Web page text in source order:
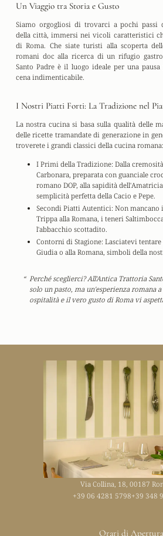
Un Viaggio tra Storia e Gusto
Siamo orgogliosi di trovarci a pochi passi
della città, immersi nei vicoli caratteristici
di Roma. Che siate turisti alla scoperta
romani doc alla ricerca di un rifugio
Santo Padre è il luogo ideale per una
cena indimenticabile.
I Nostri Piatti Forti: La Tradizione nel
La nostra cucina si basa sulla qualità delle
delle ricette tramandate di generazione in
troverete i grandi classici della cucina romana:
I Primi della Tradizione: Dalla
Carbonara, preparata con guanciale
romano DOP, alla sapidità dell'
semplicità perfetta dellaCacio e Pepe.
Secondi Piatti Autentici: Non
Trippa alla Romana , i teneri
l'abbacchio scottadito.
Contorni di Stagione: Lasciatevi
Giudia o alla Romana, simboli della
Perché sceglierci?All'Antica Trattoria
solo un pasto, ma un'esperienza romana
ospitalità e il vero gusto di Roma vi
Via Collina, 18, 00187
+39 06 4281 5798+39 348
Orari di Apertura